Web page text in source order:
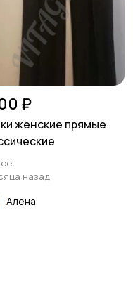
Животные
и отдых
₽
женские прямые
назад
Алена